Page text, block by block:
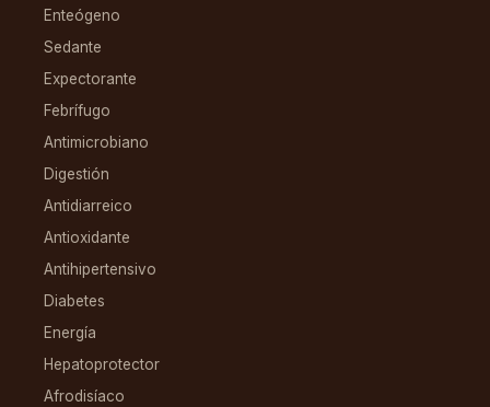
Enteógeno
Sedante
Expectorante
Febrífugo
Antimicrobiano
Digestión
Antidiarreico
Antioxidante
Antihipertensivo
Diabetes
Energía
Hepatoprotector
Afrodisíaco